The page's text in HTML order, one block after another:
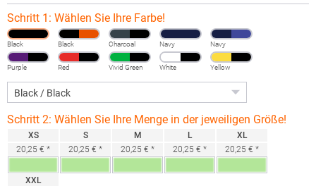
Schritt 1: Wählen Sie Ihre Farbe!
Black Black Charcoal Navy Navy
Purple Red Vivid Green White Yellow
Schritt 2: Wählen Sie Ihre Menge in der jeweiligen Größe!
XS
20,25 € *
S
20,25 € *
M
20,25 € *
L
20,25 € *
XL
20,25 € *
XXL